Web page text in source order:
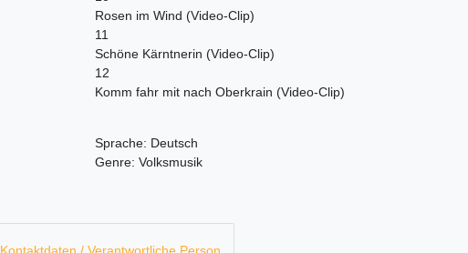
Rosen im Wind (Video-Clip)
11
Schöne Kärntnerin (Video-Clip)
12
Komm fahr mit nach Oberkrain (Video-Clip)
Sprache: Deutsch
Genre: Volksmusik
Kontaktdaten / Verantwortliche Person